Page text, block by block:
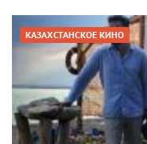
КАЗАХСТАНСКОЕ КИНО